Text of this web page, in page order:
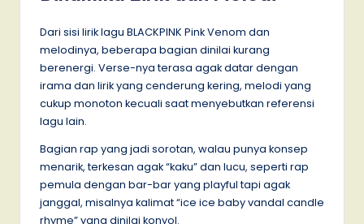
Dari sisi lirik lagu BLACKPINK Pink Venom dan
melodinya, beberapa bagian dinilai kurang
berenergi. Verse-nya terasa agak datar dengan
irama dan lirik yang cenderung kering, melodi yang
cukup monoton kecuali saat menyebutkan referensi
lagu lain.
Bagian rap yang jadi sorotan, walau punya konsep
menarik, terkesan agak “kaku” dan lucu, seperti rap
pemula dengan bar-bar yang playful tapi agak
janggal, misalnya kalimat “ice ice baby vandal candle
rhyme” yang dinilai konyol.